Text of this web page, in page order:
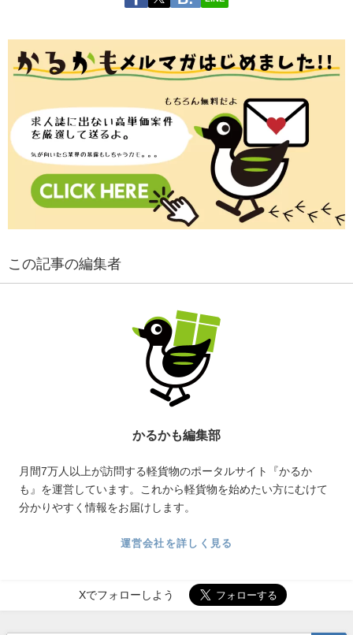
この記事の編集者
かるかも編集部
月間7万人以上が訪問する軽貨物のポータルサイト『かるか
も』を運営しています。これから軽貨物を始めたい方にむけて
分かりやすく情報をお届けします。
運営会社を詳しく見る
Xでフォローしよう